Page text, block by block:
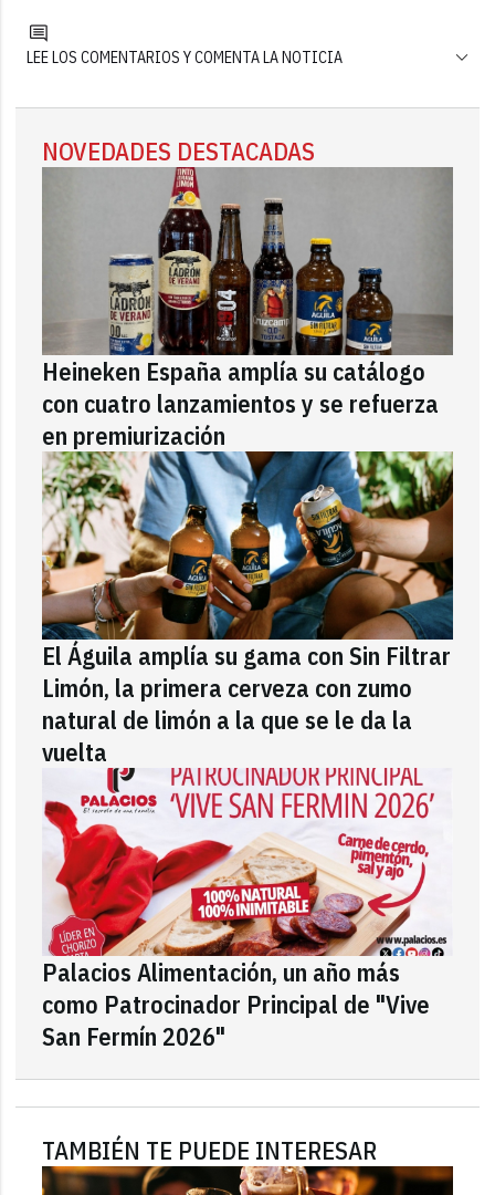
LEE LOS COMENTARIOS Y COMENTA LA NOTICIA
NOVEDADES DESTACADAS
Heineken España amplía su catálogo
con cuatro lanzamientos y se refuerza
en premiurización
El Águila amplía su gama con Sin Filtrar
Limón, la primera cerveza con zumo
natural de limón a la que se le da la
vuelta
Palacios Alimentación, un año más
como Patrocinador Principal de "Vive
San Fermín 2026"
TAMBIÉN TE PUEDE INTERESAR